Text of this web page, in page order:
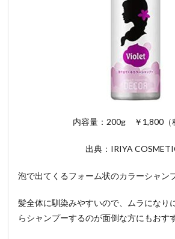
内容量：200g ￥1,800（
出典：IRIYA
泡で出てくるフォーム状のカラーシャン
髪全体に馴染みやすいので、ムラになり
らシャンプーするのが面倒な方にもおす